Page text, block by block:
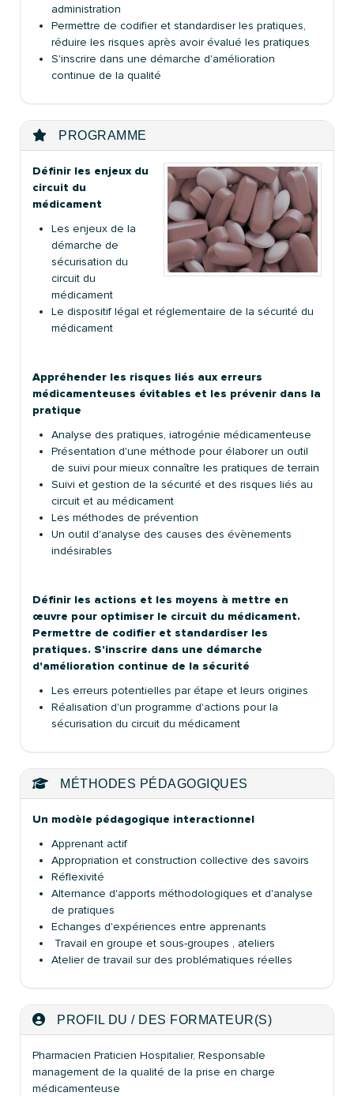
administration
Permettre de codifier et standardiser les pratiques,
réduire les risques après avoir évalué les pratiques
S'inscrire dans une démarche d'amélioration
continue de la qualité
PROGRAMME
Définir les enjeux du
circuit du
médicament
Les enjeux de la
démarche de
sécurisation du
circuit du
médicament
Le dispositif légal et réglementaire de la sécurité du
médicament
Appréhender les risques liés aux erreurs
médicamenteuses évitables et les prévenir dans la
pratique
Analyse des pratiques, iatrogénie médicamenteuse
Présentation d'une méthode pour élaborer un outil
de suivi pour mieux connaître les pratiques de terrain
Suivi et gestion de la sécurité et des risques liés au
circuit et au médicament
Les méthodes de prévention
Un outil d'analyse des causes des évènements
indésirables
Définir les actions et les moyens à mettre en
œuvre pour optimiser le circuit du médicament.
Permettre de codifier et standardiser les
pratiques. S'inscrire dans une démarche
d'amélioration continue de la sécurité
Les erreurs potentielles par étape et leurs origines
Réalisation d'un programme d'actions pour la
sécurisation du circuit du médicament
MÉTHODES PÉDAGOGIQUES
Un modèle pédagogique interactionnel
Apprenant actif
Appropriation et construction collective des savoirs
Réflexivité
Alternance d'apports méthodologiques et d'analyse
de pratiques
Echanges d'expériences entre apprenants
Travail en groupe et sous-groupes , ateliers
Atelier de travail sur des problématiques réelles
PROFIL DU / DES FORMATEUR(S)
Pharmacien Praticien Hospitalier, Responsable
management de la qualité de la prise en charge
médicamenteuse